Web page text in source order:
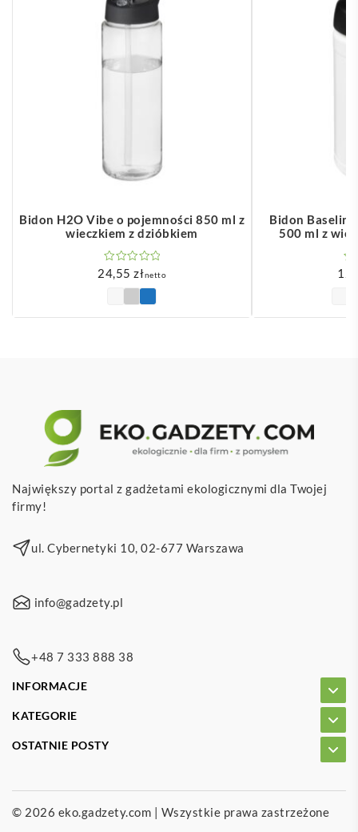
Bidon H2O Vibe o pojemności 850 ml z
wieczkiem z dzióbkiem
24,55 złnetto
Bidon
500 ml z
Największy portal z gadżetami ekologicznymi dla Twojej
firmy!
ul. Cybernetyki 10, 02-677 Warszawa
info@gadzety.pl
+48 7 333 888 38
INFORMACJE
KATEGORIE
OSTATNIE POSTY
© 2026 eko.gadzety.com | Wszystkie prawa zastrzeżone